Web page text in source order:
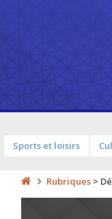
Sports et loisirs
Rubriques>